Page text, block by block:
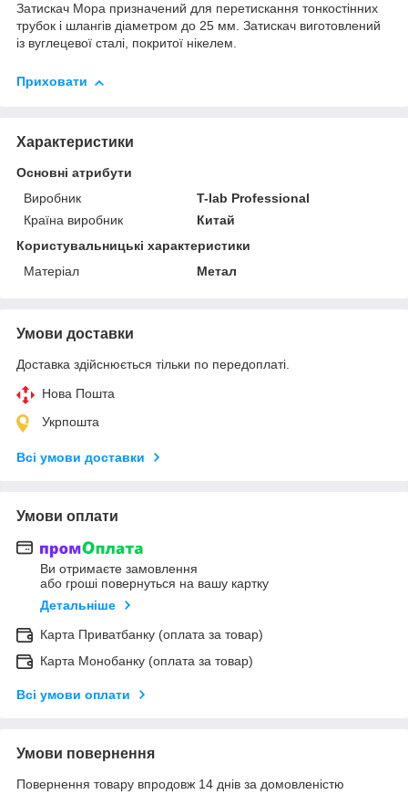
Затискач Мора призначений для перетискання тонкостінних
трубок і шлангів діаметром до 25 мм. Затискач виготовлений
із вуглецевої сталі, покритої нікелем.
Приховати
Характеристики
Основні атрибути
Виробник
T-lab Professional
Країна виробник
Китай
Користувальницькі характеристики
Матеріал
Метал
Умови доставки
Доставка здійснюється тільки по передоплаті.
Нова Пошта
Укрпошта
Всі умови доставки
Умови оплати
Ви отримаєте замовлення
або гроші повернуться на вашу картку
Детальніше
Карта Приватбанку (оплата за товар)
Карта Монобанку (оплата за товар)
Всі умови оплати
Умови повернення
Повернення товару впродовж 14 днів за домовленістю